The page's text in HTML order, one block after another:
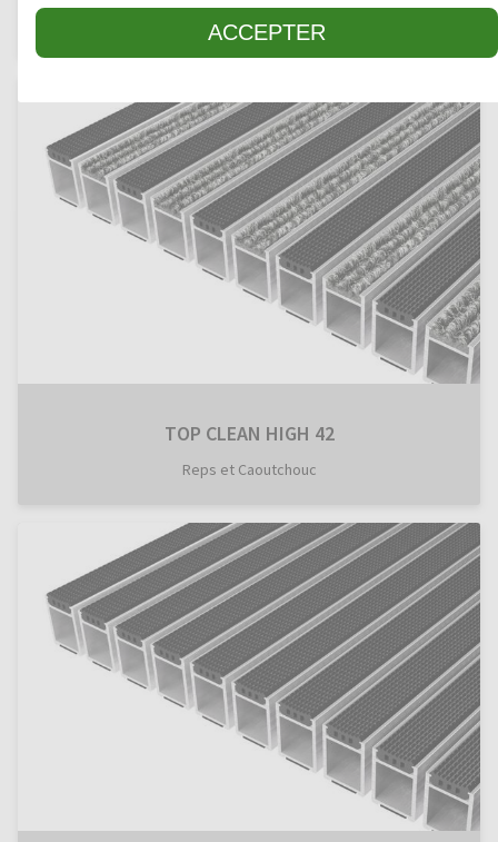
ACCEPTER
Reps et Profilé Brosses
TOP CLEAN HIGH 42
Reps et Caoutchouc